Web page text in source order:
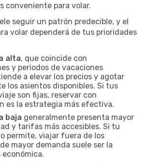
conveniente para volar.
seguir un patrón predecible, y el
volar dependerá de tus prioridades
alta, que coincide con
y periodos de vacaciones
a elevar los precios y agotar
los asientos disponibles. Si tus
son fijas, reservar con
es la estrategia más efectiva.
baja generalmente presenta mayor
y tarifas más accesibles. Si tu
permite, viajar fuera de los
mayor demanda suele ser la
económica.